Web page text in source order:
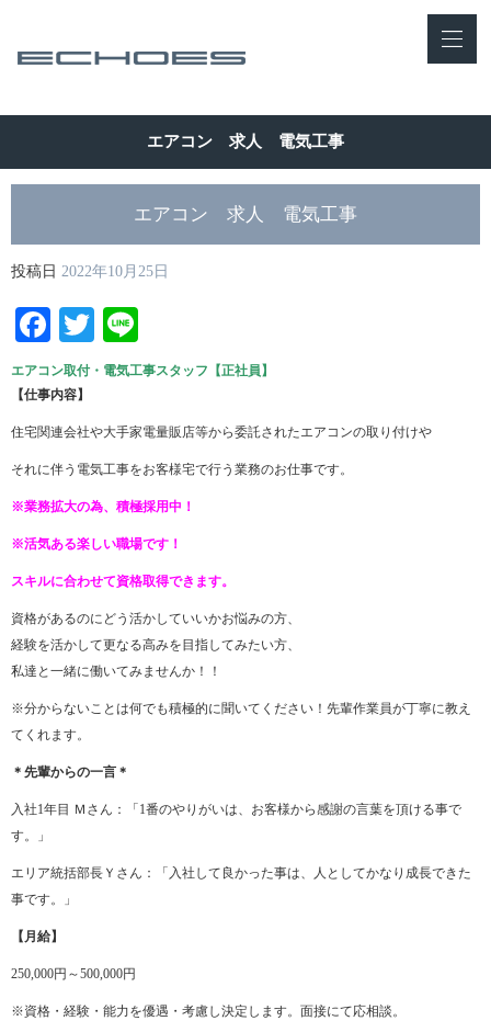
エアコン 求人 電気工事
エアコン 求人 電気工事
投稿日 2022年10月25日
Facebook
Twitter
エアコン取付・電気工事スタッフ【正社員】
【仕事内容】
住宅関連会社や大手家電量販店等から委託されたエアコンの取り付けや
それに伴う電気工事をお客様宅で行う業務のお仕事です。
※業務拡大の為、積極採用中！
※活気ある楽しい職場です！
スキルに合わせて資格取得できます。
資格があるのにどう活かしていいかお悩みの方、
経験を活かして更なる高みを目指してみたい方、
私達と一緒に働いてみませんか！！
※分からないことは何でも積極的に聞いてください！先輩作業員が丁寧に教え
てくれます。
＊先輩からの一言＊
入社1年目 Ｍさん：「1番のやりがいは、お客様から感謝の言葉を頂ける事で
す。」
エリア統括部長Ｙさん：「入社して良かった事は、人としてかなり成長できた
事です。」
【月給】
250,000円～500,000円
※資格・経験・能力を優遇・考慮し決定します。面接にて応相談。